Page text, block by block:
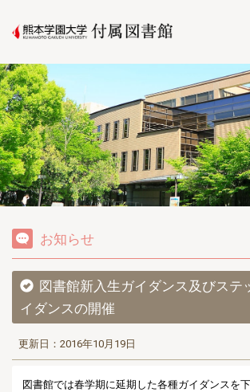
お知らせ
図書館新入生ガイダンス及びステ
イダンスの開催
更新日：2016年10月19日
図書館では春学期に延期した各種ガイダンスを